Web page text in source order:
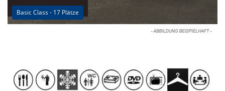
Basic Class - 17 Plätze